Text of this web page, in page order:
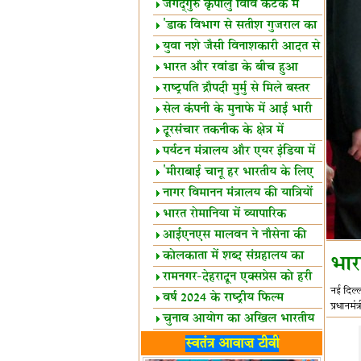
स्थल घोषित
जगद्गुरु कृपालु विवि कटक में
शैक्षिक सत्र शुरू
'डाक विभाग से सतीश गुजराल का
रिश्ता गहरा'
युवा नशे जैसी विनाशकारी आदत से
दूर रहें-मोदी
भारत और रवांडा के बीच हुआ
व्यापार विस्तार
राष्ट्रपति द्रौपदी मुर्मु से मिले बस्तर
के प्रतिनिधि
सेल कंपनी के मुनाफे में आई भारी
उछाल!
दूरसंचार तकनीक के क्षेत्र में
उत्कृष्टता पुरस्कार
पर्यटन मंत्रालय और एयर इंडिया में
समझौता
'मीराबाई चानू हर भारतीय के लिए
प्रेरणा'
नागर विमानन मंत्रालय की यात्रियों
को सलाह
भारत रोमानिया में व्यापारिक
साझेदारियां
आईएनएस मालवन ने नौसेना की
ताकत बढ़ाई
कोलकाता में शब्द संग्रहालय का
उद्घाटन
रामनगर-देहरादून एक्सप्रेस को हरी
झंडीवर्ष 2024 के राष्ट्रीय फिल्म
पुरस्कारों की घोषणा
चुनाव आयोग का अखिल भारतीय
मीडिया सम्मेलन
भारत में केवड़े का अस्तित्‍व 24
स्वतंत्र आवाज़ टीवी
नई